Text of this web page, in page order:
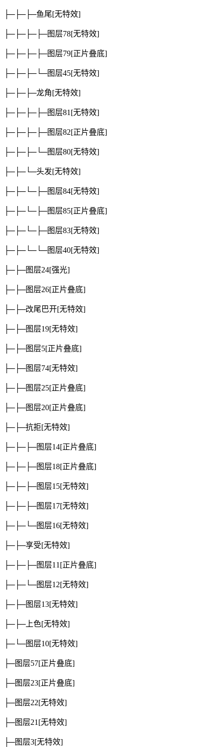
├─├─├─鱼尾[无特效]
├─├─├─├─图层78[无特效]
├─├─├─├─图层79[正片叠底]
├─├─├─└─图层45[无特效]
├─├─├─龙角[无特效]
├─├─├─├─图层81 [无特效]
├─├─├─├─图层82[正片叠底]
├─├─├─└─图层80[无特效]
├─├─└─头发[无特效]
├─├─└─├─图层84[无特效]
├─├─└─├─图层85[正片叠底]
├─├─└─├─图层83[无特效]
├─├─└─└─图层40[无特效]
├─├─图层24[强光]
├─├─图层26[正片叠底]
├─├─改尾巴开[无特效]
├─├─图层19[无特效]
├─├─图层5[正片叠底]
├─├─图层74[无特效]
├─├─图层25[正片叠底]
├─├─图层20[正片叠底]
├─├─抗拒[无特效]
├─├─├─图层14[正片叠底]
├─├─├─图层18[正片叠底]
├─├─├─图层15[无特效]
├─├─├─图层17[无特效]
├─├─└─图层16[无特效]
├─├─享受[无特效]
├─├─├─图层11 [正片叠底]
├─├─└─图层12[无特效]
├─├─图层13[无特效]
├─├─上色[无特效]
├─└─图层10[无特效]
├─图层57[正片叠底]
├─图层23[正片叠底]
├─图层22[无特效]
├─图层21 [无特效]
├─图层3[无特效]